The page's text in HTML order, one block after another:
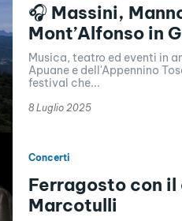
🎧 Massini,
Mont’Alfonso in
Musica, teatro ed eventi in
Apuane e dell'Appennino
festival che...
8 Luglio 2025
Concerti
Ferragosto con
Marcotulli